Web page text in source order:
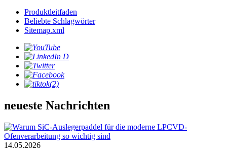
Produktleitfaden
Beliebte Schlagwörter
Sitemap.xml
neueste Nachrichten
14.05.2026